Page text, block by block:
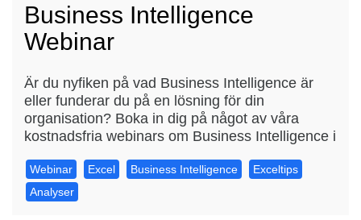
Business Intelligence
Webinar
Är du nyfiken på vad Business Intelligence är
eller funderar du på en lösning för din
organisation? Boka in dig på något av våra
kostnadsfria webinars om Business Intelligence i
Webinar Excel Business Intelligence
Exceltips
Analyser